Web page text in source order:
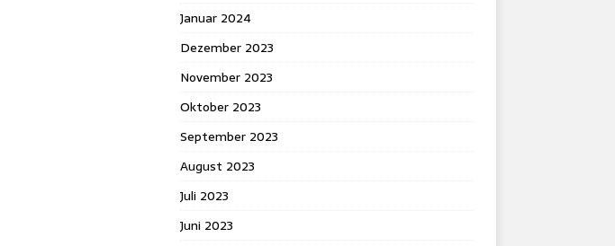
Januar 2024
Dezember 2023
November 2023
Oktober 2023
September 2023
August 2023
Juli 2023
Juni 2023